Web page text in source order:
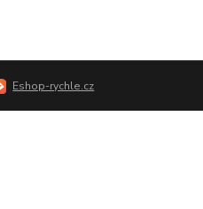
Eshop-rychle.cz